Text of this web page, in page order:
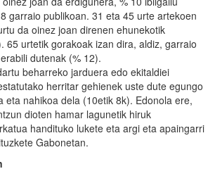
garraio publikoan. 31 eta 45 urte artekoen
da oinez joan direnen ehunekotik
65 urtetik gorakoak izan dira, aldiz, garraio
dutenak (% 12).
beharreko jarduera edo ekitaldiei
herritar gehienek uste dute egungo
eta nahikoa dela (10etik 8k). Edonola ere,
dioten hamar lagunetik hiruk
handituko lukete eta argi eta apaingarri
Gabonetan.